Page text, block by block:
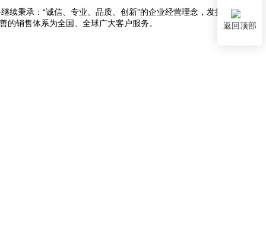
秉承：“诚信、专业、品质、创新”的企业经营理念，发扬“自主创
销售体系为全国、全球广大客户服务。
返回顶部